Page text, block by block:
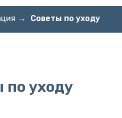
→ Советы по уходу
по уходу